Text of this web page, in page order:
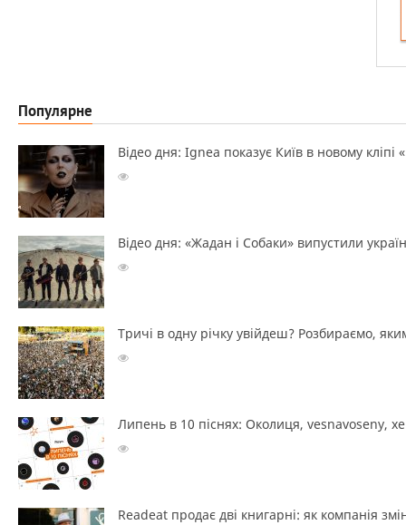
Популярне
Відео дня: Ignea показує Київ в новому кліпі
Відео дня: «Жадан і Собаки» випустили
Тричі в одну річку увійдеш? Розбираємо,
Липень в 10 піснях: Околиця, vesnavoseny,
Readeat продає дві книгарні: як компанія